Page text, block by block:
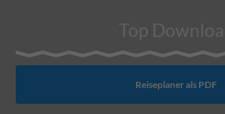
Top
Reiseplaner als PDF